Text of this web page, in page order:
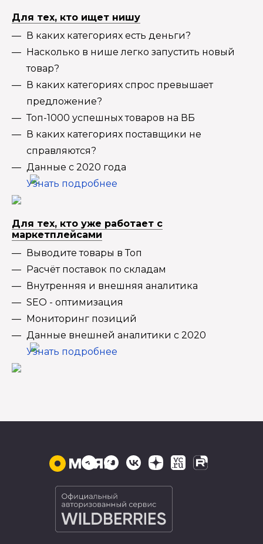
Для тех, кто ищет нишу
В каких категориях есть деньги?
Насколько в нише легко запустить новый
товар?
В каких категориях спрос превышает
предложение?
Топ-1000 успешных товаров на ВБ
В каких категориях поставщики не
справляются?
Данные с 2020 года
Узнать подробнее
Для тех, кто уже работает с
маркетплейсами
Выводите товары в Топ
Расчёт поставок по складам
Внутренняя и внешняя аналитика
SEO - оптимизация
Мониторинг позиций
Данные внешней аналитики с 2020
Узнать подробнее